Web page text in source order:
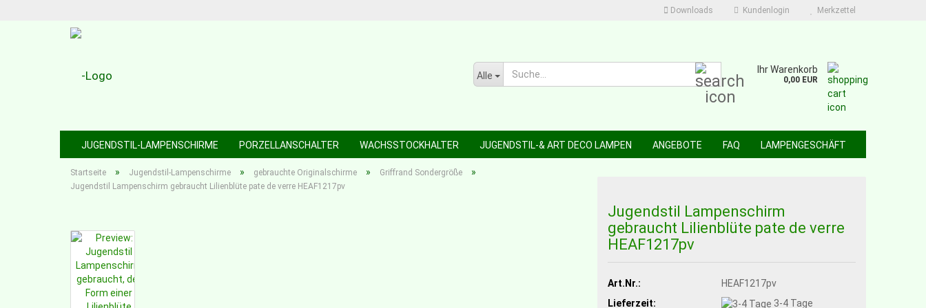
Downloads Kundenlogin Merkzettel
Alle
Ihr Warenkorb
0,00 EUR
JUGENDSTIL-LAMPENSCHIRME PORZELLANSCHALTER WACHSSTOCKHALTER JUGENDSTIL-& ART DECO LAMPEN ANGEBOTE FAQ LAMPENGESCHÄFT
Startseite » Jugendstil-Lampenschirme » gebrauchte Originalschirme » Griffrand Sondergröße »
Jugendstil Lampenschirm gebraucht Lilienblüte pate de verre HEAF1217pv
Jugendstil Lampenschirm
gebraucht Lilienblüte pate de verre
HEAF1217pv
Art.Nr.:
HEAF1217pv
Lieferzeit:
3-4 Tage